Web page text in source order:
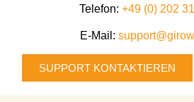
Telefon: +49 (0) 202
E-Mail:
SUPPORT KONTAKTIEREN